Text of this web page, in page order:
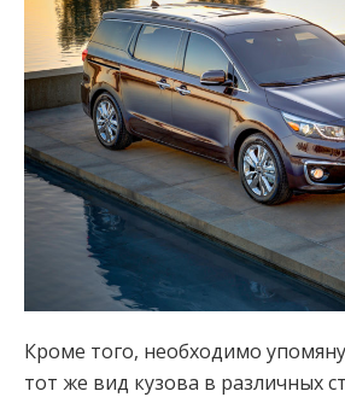
Кроме того, необходимо
тот же вид кузова в различных